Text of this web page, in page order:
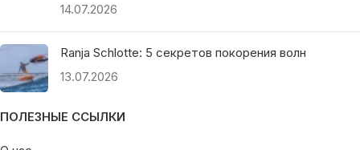
14.07.2026
Ranja Schlotte: 5 секретов покорения волн
13.07.2026
ПОЛЕЗНЫЕ ССЫЛКИ